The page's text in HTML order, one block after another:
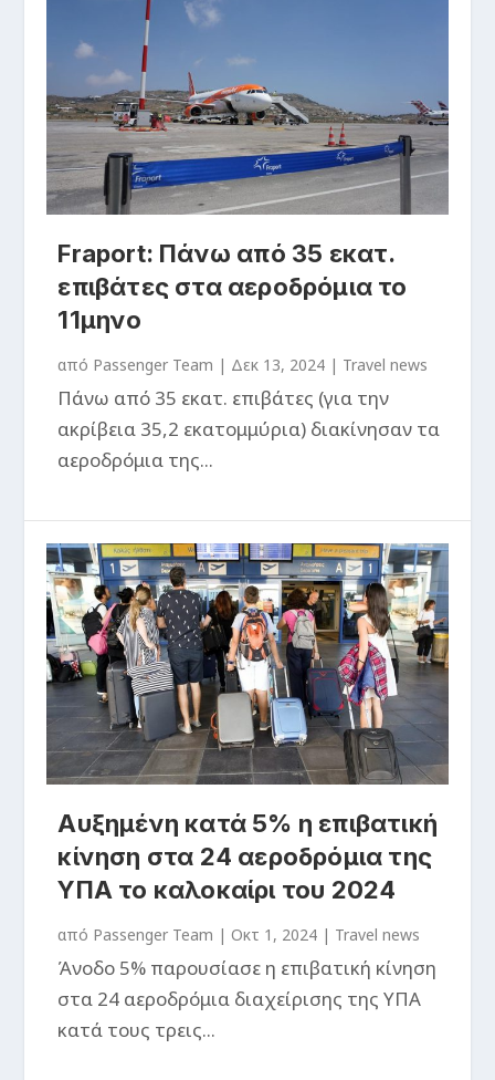
Fraport: Πάνω από 35 εκατ.
επιβάτες στα αεροδρόμια το
11μηνο
από Passenger Team | Δεκ 13, 2024 | Travel news
Πάνω από 35 εκατ. επιβάτες (για την
ακρίβεια 35,2 εκατομμύρια) διακίνησαν τα
αεροδρόμια της...
Αυξημένη κατά 5% η επιβατική
κίνηση στα 24 αεροδρόμια της
ΥΠΑ το καλοκαίρι του 2024
από Passenger Team |Οκτ 1, 2024 | Travel news
Άνοδο 5% παρουσίασε η επιβατική κίνηση
στα 24 αεροδρόμια διαχείρισης της ΥΠΑ
κατά τους τρεις...